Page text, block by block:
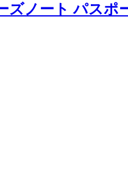
ズノート パスポ